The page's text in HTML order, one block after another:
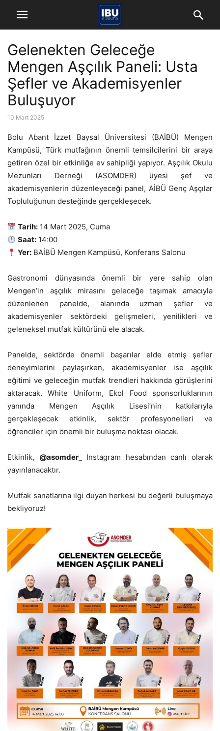
Gelenekten Geleceğe
Mengen Aşçılık Paneli: Usta
Şefler ve Akademisyenler
Buluşuyor
10 Mart 2025
Bolu Abant İzzet Baysal Üniversitesi (BAİBÜ) Mengen
Kampüsü, Türk mutfağının önemli temsilcilerini bir araya
getiren özel bir etkinliğe ev sahipliği yapıyor. Aşçılık Okulu
Mezunları Derneği (ASOMDER) üyesi şef ve
akademisyenlerin düzenleyeceği panel, AİBÜ Genç Aşçılar
Topluluğunun desteğinde gerçekleşecek.
Tarih: 14 Mart 2025, Cuma
Saat: 14:00
Yer: BAİBÜ Mengen Kampüsü, Konferans Salonu
Gastronomi dünyasında önemli bir yere sahip olan
Mengen’in aşçılık mirasını geleceğe taşımak amacıyla
düzenlenen panelde, alanında uzman şefler ve
akademisyenler sektördeki gelişmeleri, yenilikleri ve
geleneksel mutfak kültürünü ele alacak.
Panelde, sektörde önemli başarılar elde etmiş şefler
deneyimlerini paylaşırken, akademisyenler ise aşçılık
eğitimi ve geleceğin mutfak trendleri hakkında görüşlerini
aktaracak. White Uniform, Ekol Food sponsorluklarının
yanında Mengen Aşçılık Lisesi’nin katkılarıyla
gerçekleşecek etkinlik, sektör profesyonelleri ve
öğrenciler için önemli bir buluşma noktası olacak.
Etkinlik, @asomder_
Instagram hesabından canlı olarak
yayınlanacaktır.
Mutfak sanatlarına ilgi duyan herkesi bu değerli buluşmaya
bekliyoruz!